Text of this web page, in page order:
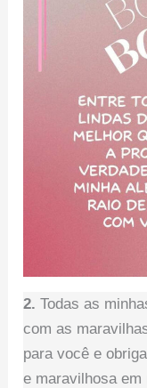
2. Todas as
com as
para você e
e maravilhosa em